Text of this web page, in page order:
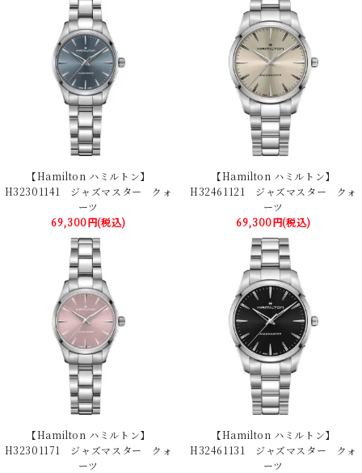
【Hamilton ハミルトン】
H32301141 ジャズマスター クォ
ーツ
69,300円(税込)
【Hamilton ハミルトン】
H32461121 ジャズマスター クォ
ーツ
69,300円(税込)
【Hamilton ハミルトン】
H32301171 ジャズマスター クォ
ーツ
【Hamilton ハミルトン】
H32461131 ジャズマスター クォ
ーツ